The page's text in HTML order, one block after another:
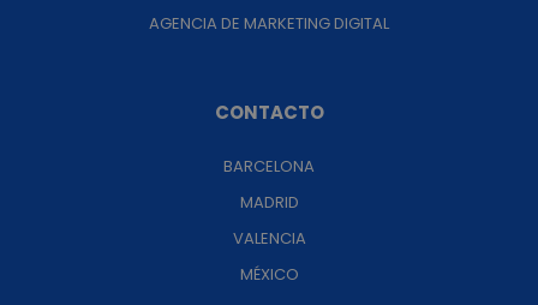
AGENCIA DE MARKETING DIGITAL
CONTACTO
BARCELONA
MADRID
VALENCIA
MÉXICO